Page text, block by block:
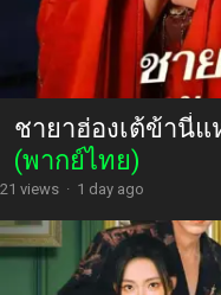
ชายาฮ่องเต้ข้านี่
(พากย์ไทย)
21 views · 1 day ago